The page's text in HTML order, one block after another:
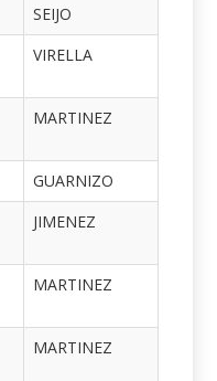
SEIJO
VIRELLA
MARTINEZ
GUARNIZO
JIMENEZ
MARTINEZ
MARTINEZ